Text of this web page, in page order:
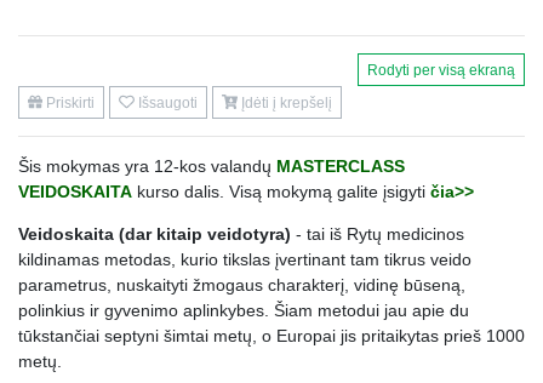
Rodyti per visą ekraną
Priskirti
Išsaugoti Įdėti į krepšelį
Šis mokymas yra 12-kos valandų MASTERCLASS
VEIDOSKAITA kurso dalis. Visą mokymą galite įsigyti čia>>
Veidoskaita (dar kitaip veidotyra) - tai iš Rytų medicinos
kildinamas metodas, kurio tikslas įvertinant tam tikrus veido
parametrus, nuskaityti žmogaus charakterį, vidinę būseną,
polinkius ir gyvenimo aplinkybes. Šiam metodui jau apie du
tūkstančiai septyni šimtai metų, o Europai jis pritaikytas prieš 1000
metų.